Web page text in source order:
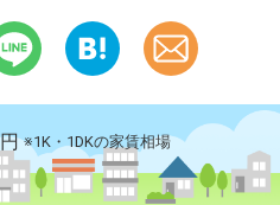
※1K・1DKの家賃相場